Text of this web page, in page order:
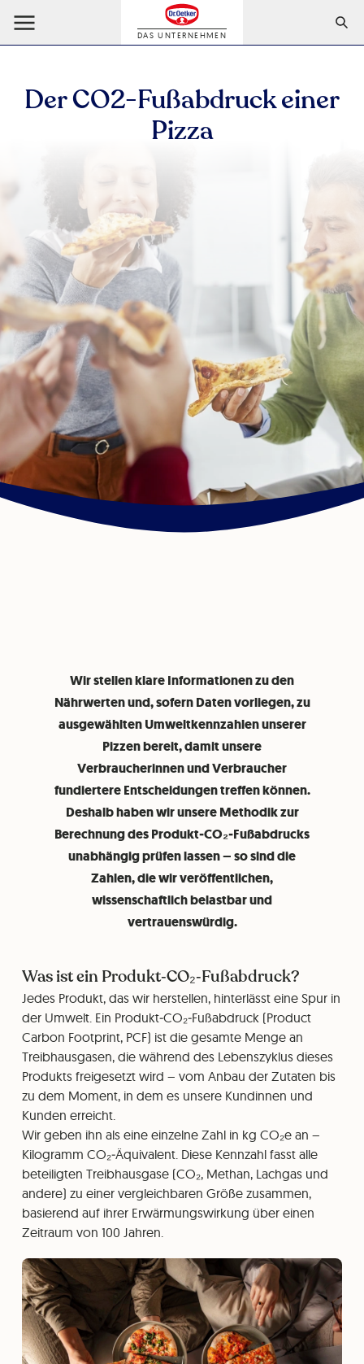
DAS UNTERNEHMEN
Der CO2-Fußabdruck einer
Pizza
Wir stellen klare Informationen zu den
Nährwerten und, sofern Daten vorliegen, zu
ausgewählten Umweltkennzahlen unserer
Pizzen bereit, damit unsere
Verbraucherinnen und Verbraucher
fundiertere Entscheidungen treffen können.
Deshalb haben wir unsere Methodik zur
Berechnung des Produkt‑CO₂‑Fußabdrucks
unabhängig prüfen lassen – so sind die
Zahlen, die wir veröffentlichen,
wissenschaftlich belastbar und
vertrauenswürdig.
Was ist ein Produkt‑CO₂‑Fußabdruck?
Jedes Produkt, das wir herstellen, hinterlässt eine Spur in
der Umwelt. Ein Produkt‑CO₂‑Fußabdruck (Product
Carbon Footprint, PCF) ist die gesamte Menge an
Treibhausgasen, die während des Lebenszyklus dieses
Produkts freigesetzt wird – vom Anbau der Zutaten bis
zu dem Moment, in dem es unsere Kundinnen und
Kunden erreicht.
Wir geben ihn als eine einzelne Zahl in kg CO₂e an –
Kilogramm CO₂‑Äquivalent. Diese Kennzahl fasst alle
beteiligten Treibhausgase (CO₂, Methan, Lachgas und
andere) zu einer vergleichbaren Größe zusammen,
basierend auf ihrer Erwärmungswirkung über einen
Zeitraum von 100 Jahren.